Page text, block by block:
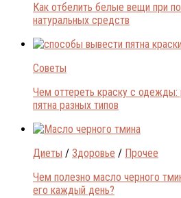
Как отбелить белые вещи при
натуральных средств
Советы
Чем оттереть краску с одежды:
пятна разных типов
Диеты / Здоровье / Прочее
Чем полезно масло черного
его каждый день?